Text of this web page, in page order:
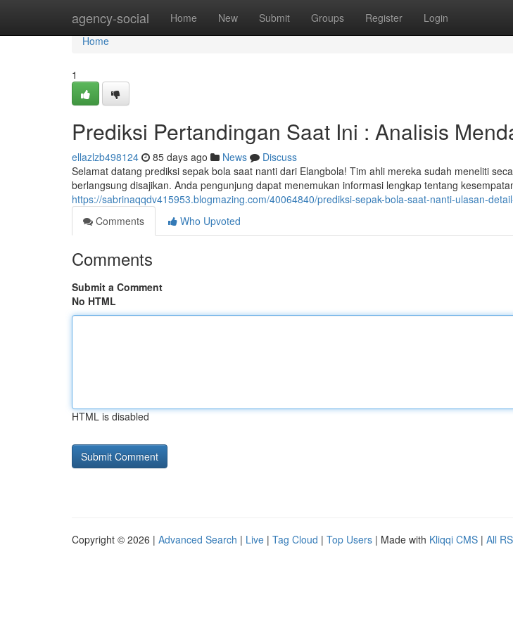
agency-social Home New Submit Groups Register Login
Home
Home
1
Prediksi Pertandingan Saat Ini : Analisis
ellazlzb498124 85 days ago News
Discuss
Selamat datang prediksi sepak bola saat nanti dari Elangbola! Tim ahli mereka sudah meneliti
berlangsung disajikan. Anda pengunjung dapat menemukan informasi lengkap tentang
https://sabrinaqqdv415953.blogmazing.com/40064840/prediksi-sepak-bola-saat-nanti-ulasan-
Comments
Who Upvoted
Comments
Submit a Comment
No HTML
HTML is disabled
Copyright © 2026 | Advanced Search | Live | Tag Cloud | Top Users | Made with Kliqqi CMS | All